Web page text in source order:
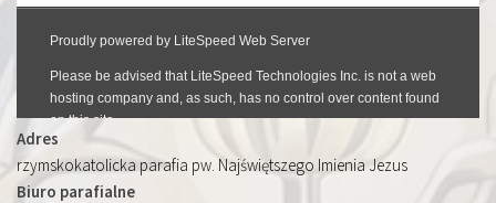
Adres
rzymskokatolicka parafia pw. Najświętszego Imienia Jezus
Biuro parafialne